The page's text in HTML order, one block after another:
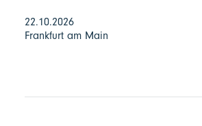
22.10.2026
Frankfurt am Main